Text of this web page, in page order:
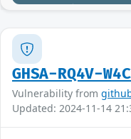
GHSA-RQ4V-
Vulnerability from
Updated: 2024-11-14